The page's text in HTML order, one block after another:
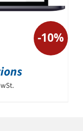
-10%